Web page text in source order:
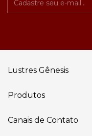
Lustres Gênesis
Produtos
Canais de Contato